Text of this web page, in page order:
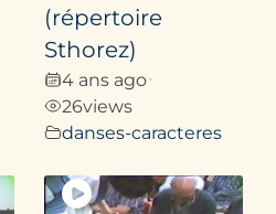
(répertoire
Sthorez)
4 ans ago•
26views
danses-caracteres